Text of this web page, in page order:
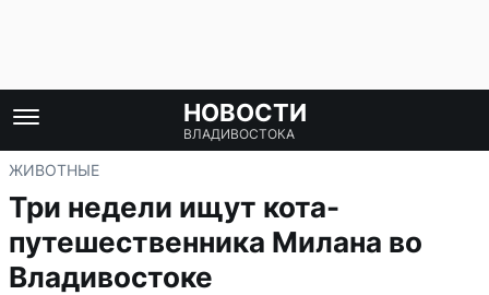
НОВОСТИ
ВЛАДИВОСТОКА
ЖИВОТНЫЕ
Три недели ищут кота-
путешественника Милана во
Владивостоке